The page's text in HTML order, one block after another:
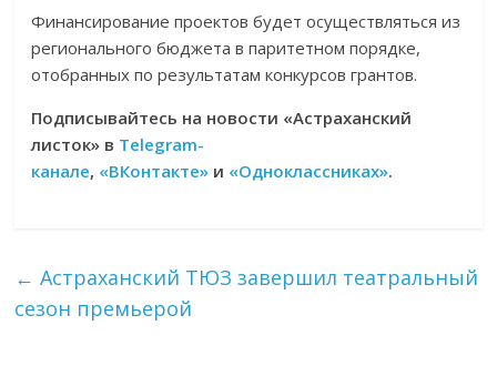
Финансирование проектов будет осуществляться из
регионального бюджета в паритетном порядке,
отобранных по результатам конкурсов грантов.
Подписывайтесь на новости «Астраханский
листок» в Telegram-
канале, «ВКонтакте» и «Одноклассниках».
← Астраханский ТЮЗ завершил театральный
сезон премьерой